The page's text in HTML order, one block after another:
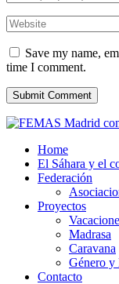
Save my name,
time I comment.
Home
El Sáhara y el
Federación
Proyectos
Madrasa
Caravana
Género y
Contacto